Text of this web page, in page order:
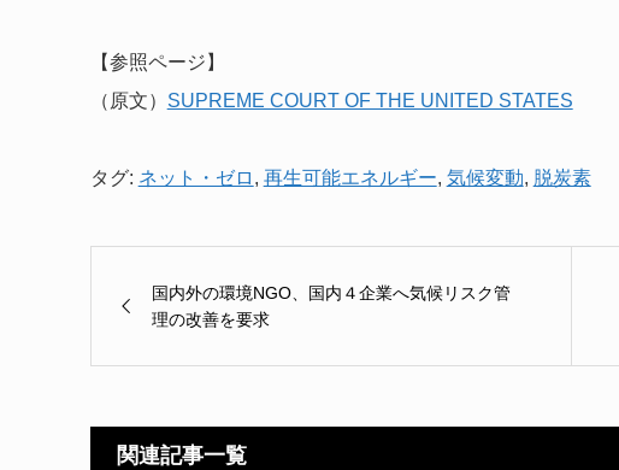
【参照ページ】
（原文） SUPREME COURT OF THE UNITED STATES
タグ: ネット・ゼロ , 再生可能エネルギー, 気候変動, 脱炭素
国内外の環境NGO、国内４企業へ気候リスク管
理の改善を要求
関連記事一覧